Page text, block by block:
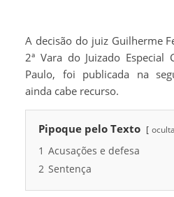
A decisão do juiz Guilherme
2ª Vara do Juizado Especial
Paulo, foi publicada na
ainda cabe recurso.
Pipoque pelo Texto
1 Acusações e defesa
2 Sentença